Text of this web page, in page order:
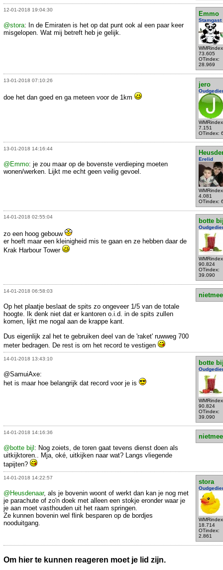
12-01-2018 19:04:30
Emmo
Stamgast
73.605
OTindex:
28.969
@stora: In de Emiraten is het op dat punt ook al een paar keer
misgelopen. Wat mij betreft heb je gelijk.
13-01-2018 07:10:26
jero
7.151
OTindex:
doe het dan goed en ga meteen voor de 1km
13-01-2018 14:16:44
Erelid
4.081
OTindex:
@Emmo: je zou maar op de bovenste verdieping moeten
wonen/werken. Lijkt me echt geen veilig gevoel.
14-01-2018 02:55:04
botte
90.824
OTindex:
39.090
zo een hoog gebouw
er hoeft maar een kleinigheid mis te gaan en ze hebben daar de
Krak Harbour Tower
14-01-2018 06:58:03
Op het plaatje beslaat de spits zo ongeveer 1/5 van de totale
hoogte. Ik denk niet dat er kantoren o.i.d. in de spits zullen
komen, lijkt me nogal aan de krappe kant.
Dus eigenlijk zal het te gebruiken deel van de 'raket' ruwweg 700
meter bedragen. De rest is om het record te vestigen
14-01-2018 13:43:10
botte
90.824
OTindex:
39.090
@SamuiAxe:
het is maar hoe belangrijk dat record voor je is
14-01-2018 14:16:36
@botte bijl : Nog zoiets, de toren gaat tevens dienst doen als
uitkijktoren.. Mja, oké, uitkijken naar wat? Langs vliegende
tapijten?
14-01-2018 14:22:57
stora
18.714
OTindex:
2.861
@Heusdenaar, als je bovenin woont of werkt dan kan je nog met
je parachute of zo'n doek met alleen een stokje eronder waar je
je aan moet vasthouden uit het raam springen.
Ze kunnen bovenin wel flink besparen op de bordjes
nooduitgang.
Om hier te kunnen reageren moet je lid zijn.